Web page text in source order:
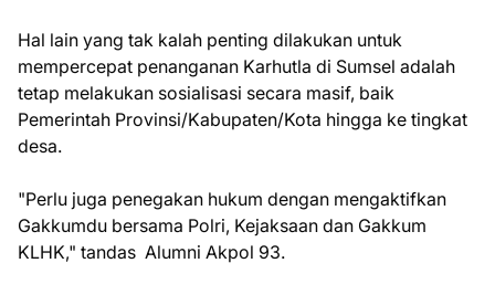
Hal lain yang tak kalah penting dilakukan untuk
mempercepat penanganan Karhutla di Sumsel adalah
tetap melakukan sosialisasi secara masif, baik
Pemerintah Provinsi/Kabupaten/Kota hingga ke tingkat
desa.
"Perlu juga penegakan hukum dengan mengaktifkan
Gakkumdu bersama Polri, Kejaksaan dan Gakkum
KLHK," tandas Alumni Akpol 93.